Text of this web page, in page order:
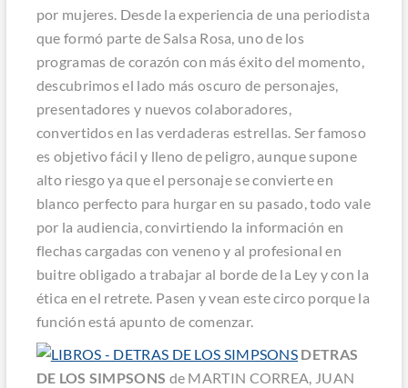
por mujeres. Desde la experiencia de una periodista
que formó parte de Salsa Rosa, uno de los
programas de corazón con más éxito del momento,
descubrimos el lado más oscuro de personajes,
presentadores y nuevos colaboradores,
convertidos en las verdaderas estrellas. Ser famoso
es objetivo fácil y lleno de peligro, aunque supone
alto riesgo ya que el personaje se convierte en
blanco perfecto para hurgar en su pasado, todo vale
por la audiencia, convirtiendo la información en
flechas cargadas con veneno y al profesional en
buitre obligado a trabajar al borde de la Ley y con la
ética en el retrete. Pasen y vean este circo porque la
función está apunto de comenzar.
DETRAS
DE LOS SIMPSONS de MARTIN CORREA, JUAN